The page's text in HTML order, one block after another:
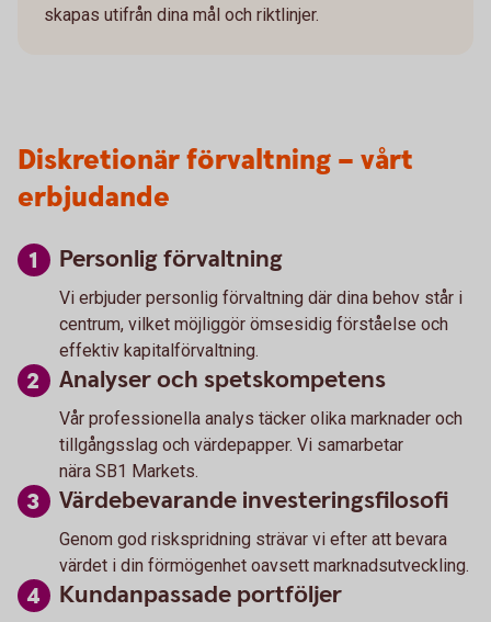
skapas utifrån dina mål och riktlinjer.
Diskretionär förvaltning – vårt
erbjudande
Personlig förvaltning
Vi erbjuder personlig förvaltning där dina behov står i
centrum, vilket möjliggör ömsesidig förståelse och
effektiv kapitalförvaltning.
Analyser och spetskompetens
Vår professionella analys täcker olika marknader och
tillgångsslag och värdepapper. Vi samarbetar
nära SB1 Markets.
Värdebevarande investeringsfilosofi
Genom god riskspridning strävar vi efter att bevara
värdet i din förmögenhet oavsett marknadsutveckling.
Kundanpassade portföljer